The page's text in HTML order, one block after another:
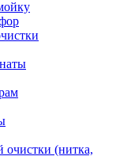
очистки (нитка,